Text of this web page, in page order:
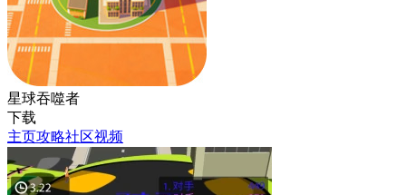
星球吞噬者
下载
主页攻略社区视频